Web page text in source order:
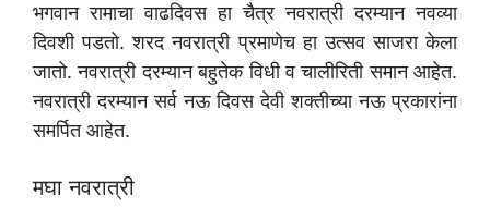
भगवान रामाचा वाढदिवस हा चैत्र नवरात्री दरम्यान नवव्या
दिवशी पडतो. शरद नवरात्री प्रमाणेच हा उत्सव साजरा केला
जातो. नवरात्री दरम्यान बहुतेक विधी व चालीरिती समान आहेत.
नवरात्री दरम्यान सर्व नऊ दिवस देवी शक्तीच्या नऊ प्रकारांना
समर्पित आहेत.
मघा नवरात्री